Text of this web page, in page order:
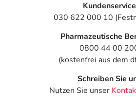
- Geschmacksstörungen
- Kopfschmerzen
- Benommenheit
Kundenservice
030 622 000 10
Pharmazeutische
0800 44 00
(kostenfrei aus dem
Schreiben Sie
Nutzen Sie unser